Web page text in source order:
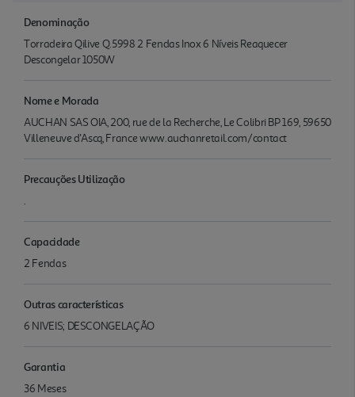
Denominação
Torradeira Qilive Q.5998 2 Fendas Inox 6 Níveis Reaquecer
Descongelar 1050W
Nome e Morada
AUCHAN SAS OIA, 200, rue de la Recherche, Le Colibri BP 169, 59650
Villeneuve d'Ascq, France www.auchanretail.com/contact
Precauções Utilização
.
Capacidade
2 Fendas
Outras características
6 NIVEIS; DESCONGELAÇÃO
Garantia
36 Meses